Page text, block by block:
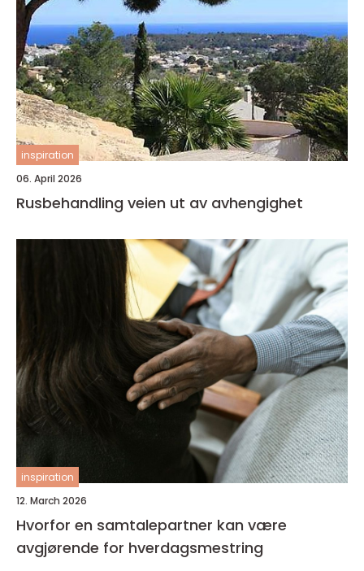
inspiration
06. April 2026
Rusbehandling veien ut av avhengighet
inspiration
12. March 2026
Hvorfor en samtalepartner kan være
avgjørende for hverdagsmestring